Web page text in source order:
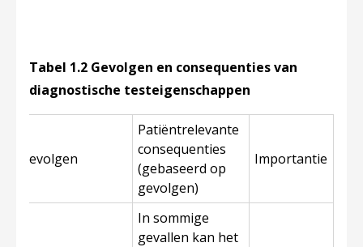
Tabel 1.2 Gevolgen en consequenties van
diagnostische testeigenschappen
Gevolgen
Patiëntrelevante
consequenties
(gebaseerd op
gevolgen)
Importantie
In sommige
gevallen kan het